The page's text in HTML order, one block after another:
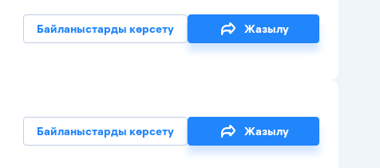
Байланыстарды көрсету Жазылу
Байланыстарды көрсету Жазылу